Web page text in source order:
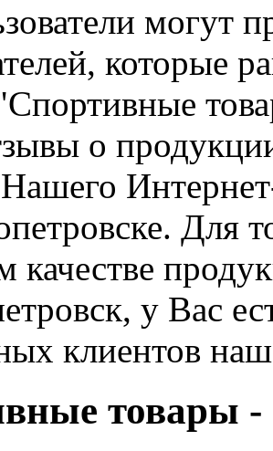
могут
которые
о
Для
качестве
у Вас
клиентов
товары -